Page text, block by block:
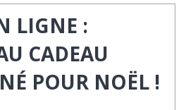
LIGNE :
CADEAU
POUR NOËL !